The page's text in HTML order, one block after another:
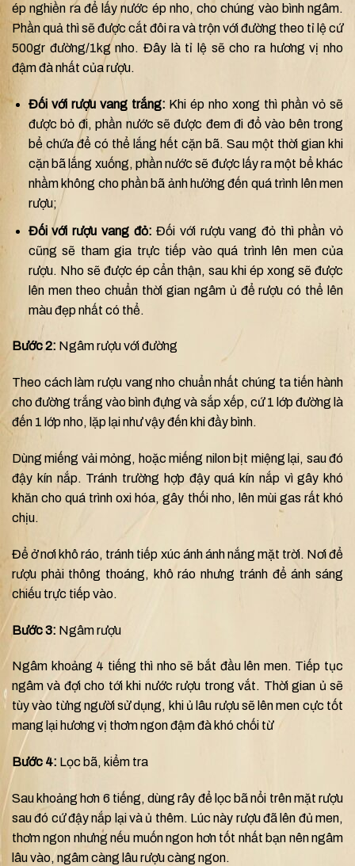
ép nghiền ra để lấy nước ép nho, cho chúng vào bình ngâm.
Phần quả thì sẽ được cắt đôi ra và trộn với đường theo tỉ lệ cứ
500gr đường/1kg nho. Đây là tỉ lệ sẽ cho ra hương vị nho
đậm đà nhất của rượu.
Đối với rượu vang trắng: Khi ép nho xong thì phần vỏ sẽ
được bỏ đi, phần nước sẽ được đem đi đổ vào bên trong
bể chứa để có thể lắng hết cặn bã. Sau một thời gian khi
cặn bã lắng xuống, phần nước sẽ được lấy ra một bể khác
nhầm không cho phần bã ảnh hưởng đến quá trình lên men
rượu;
Đối với rượu vang đỏ: Đối với rượu vang đỏ thì phần vỏ
cũng sẽ tham gia trực tiếp vào quá trình lên men của
rượu. Nho sẽ được ép cẩn thận, sau khi ép xong sẽ được
lên men theo chuẩn thời gian ngâm ủ để rượu có thể lên
màu đẹp nhất có thể.
Bước 2: Ngâm rượu với đường
Theo cách làm rượu vang nho chuẩn nhất chúng ta tiến hành
cho đường trắng vào bình đựng và sắp xếp, cứ 1 lớp đường là
đến 1 lớp nho, lặp lại như vậy đến khi đầy bình.
Dùng miếng vải mỏng, hoặc miếng nilon bịt miệng lại, sau đó
đậy kín nắp. Tránh trường hợp đậy quá kín nắp vì gây khó
khăn cho quá trình oxi hóa, gây thối nho, lên mùi gas rất khó
chịu.
Để ở nơi khô ráo, tránh tiếp xúc ánh ánh nắng mặt trời. Nơi để
rượu phải thông thoáng, khô ráo nhưng tránh để ánh sáng
chiếu trực tiếp vào.
Bước 3: Ngâm rượu
Ngâm khoảng 4 tiếng thì nho sẽ bắt đầu lên men. Tiếp tục
ngâm và đợi cho tới khi nước rượu trong vắt. Thời gian ủ sẽ
tùy vào từng người sử dụng, khi ủ lâu rượu sẽ lên men cực tốt
mang lại hương vị thơm ngon đậm đà khó chối từ
Bước 4: Lọc bã, kiểm tra
Sau khoảng hơn 6 tiếng, dùng rây để lọc bã nổi trên mặt rượu
sau đó cứ đậy nắp lại và ủ thêm. Lúc này rượu đã lên đủ men,
thơm ngon nhưng nếu muốn ngon hơn tốt nhất bạn nên ngâm
lâu vào, ngâm càng lâu rượu càng ngon.